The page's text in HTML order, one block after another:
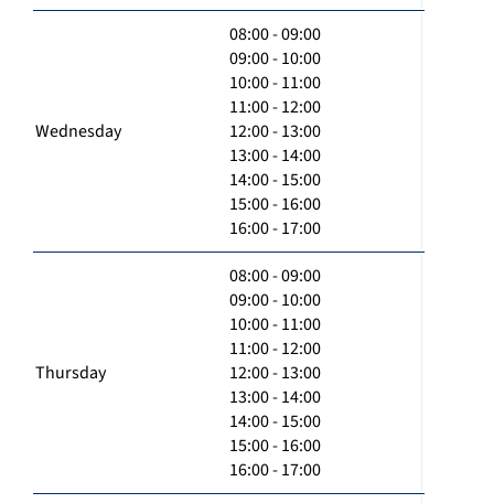
Wednesday
08:00 - 09:00
09:00 - 10:00
10:00 - 11:00
11:00 - 12:00
12:00 - 13:00
13:00 - 14:00
14:00 - 15:00
15:00 - 16:00
16:00 - 17:00
Thursday
08:00 - 09:00
09:00 - 10:00
10:00 - 11:00
11:00 - 12:00
12:00 - 13:00
13:00 - 14:00
14:00 - 15:00
15:00 - 16:00
16:00 - 17:00